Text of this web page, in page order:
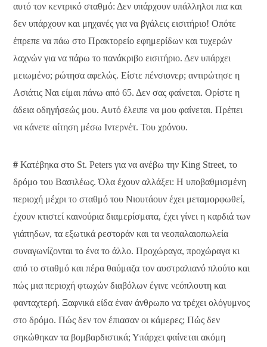
αυτό τον κεντρικό σταθμό: Δεν υπάρχουν υπάλληλοι πια και
δεν υπάρχουν και μηχανές για να βγάλεις εισιτήριο! Οπότε
έπρεπε να πάω στο Πρακτορείο εφημερίδων και τυχερών
λαχνών για να πάρω το πανάκριβο εισιτήριο. Δεν υπάρχει
μειωμένο; ρώτησα αφελώς. Είστε πένσιονερ; αντιρώτησε η
Ασιάτις Ναι είμαι πάνω από 65. Δεν σας φαίνεται. Ορίστε η
άδεια οδηγήσεώς μου. Αυτό έλειπε να μου φαίνεται. Πρέπει
να κάνετε αίτηση μέσω Ιντερνέτ. Του χρόνου.
# Κατέβηκα στο St. Peters για να ανέβω την King Street, το
δρόμο του Βασιλέως. Όλα έχουν αλλάξει: Η υποβαθμισμένη
περιοχή μέχρι το σταθμό του Νιουτάουν έχει μεταμορφωθεί,
έχουν κτιστεί καινούρια διαμερίσματα, έχει γίνει η καρδιά των
γιάπηδων, τα εξωτικά ρεστοράν και τα νεοπαλαιοπωλεία
συναγωνίζονται το ένα το άλλο. Προχώραγα, προχώραγα κι
από το σταθμό και πέρα θαύμαζα τον αυστραλιανό πλούτο και
πώς μια περιοχή φτωχών διαβόλων έγινε νεόπλουτη και
φανταχτερή. Ξαφνικά είδα έναν άνθρωπο να τρέχει ολόγυμνος
στο δρόμο. Πώς δεν τον έπιασαν οι κάμερες; Πώς δεν
σηκώθηκαν τα βομβαρδιστικά; Υπάρχει φαίνεται ακόμη